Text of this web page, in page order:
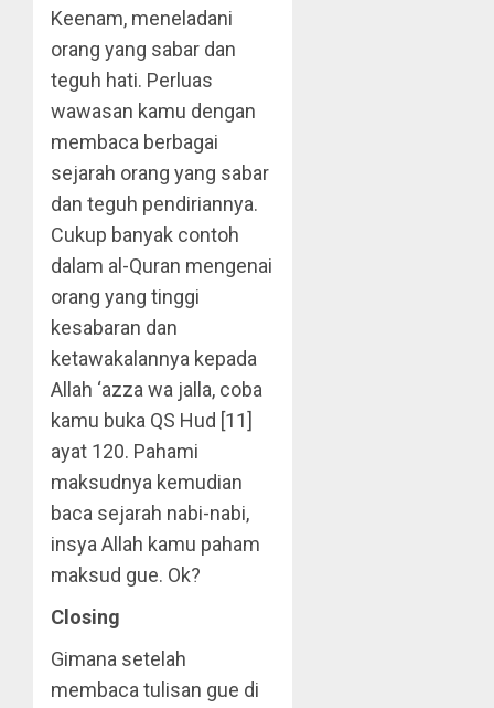
Keenam, meneladani
orang yang sabar dan
teguh hati. Perluas
wawasan kamu dengan
membaca berbagai
sejarah orang yang sabar
dan teguh pendiriannya.
Cukup banyak contoh
dalam al-Quran mengenai
orang yang tinggi
kesabaran dan
ketawakalannya kepada
Allah ‘azza wa jalla, coba
kamu buka QS Hud [11]
ayat 120. Pahami
maksudnya kemudian
baca sejarah nabi-nabi,
insya Allah kamu paham
maksud gue. Ok?
Closing
Gimana setelah
membaca tulisan gue di